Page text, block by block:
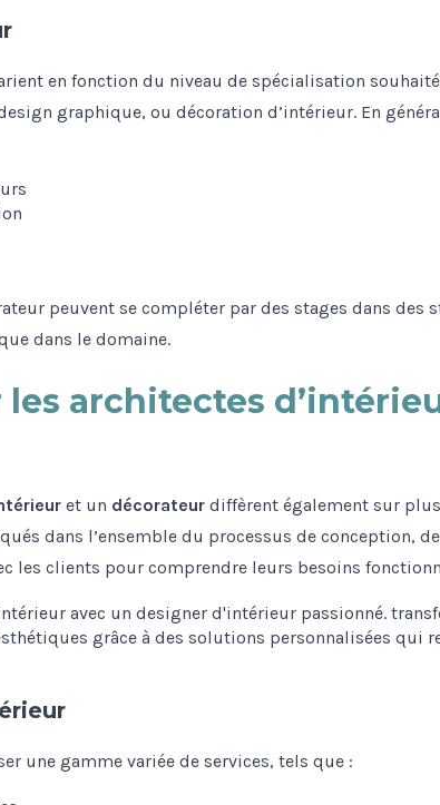
en fonction du niveau de spécialisation
graphique, ou décoration d’intérieur. En
peuvent se compléter par des stages dans des
dans le domaine.
architectes
et un décorateur diffèrent également sur
dans l’ensemble du processus de conception,
les clients pour comprendre leurs besoins
une gamme variée de services, tels que :